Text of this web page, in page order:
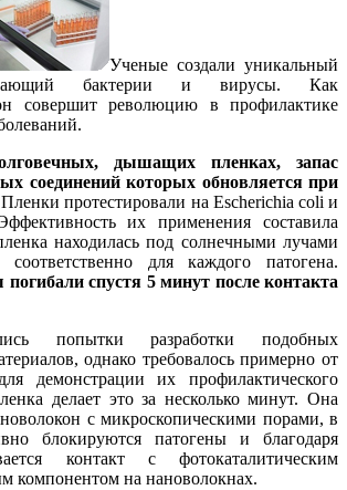
Ученые создали уникальный
бактерии и вирусы. Как
он совершит революцию в профилактике
дышащих пленках, запас
соединений которых обновляется при
Пленки протестировали на Escherichia coli и
их применения составила
находилась под солнечными лучами
для каждого патогена.
спустя 5 минут после контакта
попытки разработки подобных
однако требовалось примерно от
демонстрации их профилактического
делает это за несколько минут. Она
с микроскопическими порами, в
блокируются патогены и благодаря
контакт с фотокаталитическим
компонентом на нановолокнах.